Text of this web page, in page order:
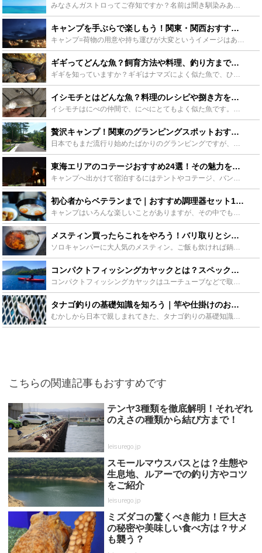
みなさんガストロってご存知ですか？名前は聞き馴染みありませんが、知らないだけで誰もが口にしたことのある魚の一つです。「どんな魚なの？正体は？」という方必見！意外と私たちの生活に深く関わっているガスト...
キャンプを手ぶらで楽しもう！関東・関西おすすめキャンプ場30選 - Leisurego(レジャーゴー)
キャンプ=荷物の用意や持ち運びが大変というイメージはありませんか？挑戦してみたいけど色々な心配ごとでなんとなく二の足を踏んでいる、そんな方にオススメしたい「初めてでも安心・手ぶらでOK・気軽にふらり...
ギギってどんな魚？飼育方法や料理、釣り方まで詳しく紹介します！ - Leisurego(レジャーゴー)
ギギを知っていますか？ギギはナマズによく似た魚で、ひれに毒のあるトゲを持っています。あまり馴染みがないかもしれませんが、実は飼育したり、食べたり、釣りの対象魚としてもとても楽しい魚です。そんなギギに...
イシモチとはどんな魚？料理のレシピや捌き方をご紹介！釣り方も！ - Leisurego(レジャーゴー)
イシモチはにべの仲間で、にべにとてもよく似た魚です。シログチとも呼ばれ、釣りのターゲットとして人気の魚です。そんなイシモチは料理も絶品です。この記事ではイシモチをおいしく食べる捌き方やレシピ、釣り方...
贅沢キャンプ！関東のグランピングスポットおすすめをご紹介 - Leisurego(レジャーゴー)
日本でもまだ流行り始めたばかりのグランピングですが、そもそもグランピングとはどういうものなのか、はたまた、どういった場所を選べばいいのか分からないという方も多いと思います。今回は、関東地方にあるグラ...
東海エリアのコテージおすすめ24選！その魅力を徹底解説 - Leisurego(レジャーゴー)
キャンプへ出かけて宿泊するにはテントやコテージ、バンガロー、ロッジなど様々な選択肢があります。どのスタイルの宿泊施設を選ぶかによってそれぞれ特徴が異なりますが、今回はそのなかでもキャンプ初心者にも安...
初心者からベテランまで｜おすすめ調理器セット15選紹介します！ - Leisurego(レジャーゴー)
キャンプはいろんな楽しいことがありますが、その中でも一番楽しみなのが、野外での料理。せっかくなんだから美味しい料理を食べたい！でも、自宅とは違うからどうすれば？とアウトドア初心者の方は悩みどころです...
メスティン買ったらこれをやろう！バリ取りとシーズニング方法を徹底解説！ - Leisurego(レジャーゴー)
ソロキャンパーに大人気のメスティン。ご飯も炊ければ鍋の代わりにもなって超便利です！ただし、使う前にシーズニングが必要なのはご存知でしたか？シーズニングをしないとせっかくのメスティンも台無し。そこでシ...
コンパクトフィッシングカヤックとは？スペックや便利グッズなどをご紹介！ - Leisurego(レジャーゴー)
コンパクトフィッシングカヤックはユーチューブなどで取り上げられ、今注目を集めて居るカヤックです。携帯性に優れ軽自動車でも持ち運べるので、気軽にカヤックで釣りを楽しめるのが魅力です。この記事ではそんな...
タナゴ釣りの基礎知識を知ろう｜竿や仕掛けのおすすめや場ポイントの紹介 - Leisurego(レジャーゴー)
むかしから日本で親しまれてきた、タナゴ釣りの基礎知識を、竿や仕掛けのおすすめやポイントなどを色々な角度から解説、紹介していきたいと思います。簡単だけど奥の深い、タナゴ釣りの楽しさを知っていただければ...
こちらの関連記事もおすすめです
テンヤ3種類を徹底解明！それぞれ
のえさの種類から結び方まで！
leisurego.jp
スモールマウスバスとは？生態や
生息地、ルアーでの釣り方やコツ
をご紹介
leisurego.jp
ミズダコの驚くべき能力！巨大さ
の秘密や美味しい食べ方は？サメ
も襲う？